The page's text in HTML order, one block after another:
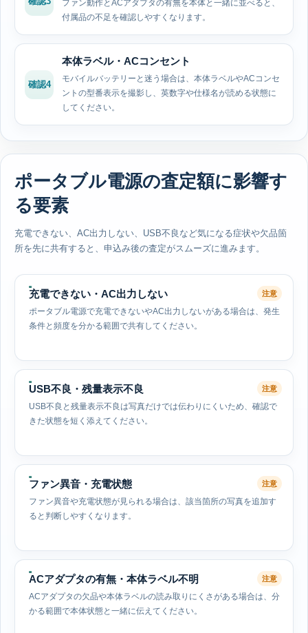
ファン動作とACアダプタの有無を本体と一緒に並べると、
付属品の不足を確認しやすくなります。
確認4
本体ラベル・ACコンセント
モバイルバッテリーと迷う場合は、本体ラベルやACコンセ
ントの型番表示を撮影し、英数字や仕様名が読める状態に
してください。
ポータブル電源の査定額に影響す
る要素
充電できない、AC出力しない、USB不良など気になる症状や欠品箇
所を先に共有すると、申込み後の査定がスムーズに進みます。
充電できない・AC出力しない 注意
ポータブル電源で充電できないやAC出力しないがある場合は、発生
条件と頻度を分かる範囲で共有してください。
USB不良・残量表示不良 注意
USB不良と残量表示不良は写真だけでは伝わりにくいため、確認で
きた状態を短く添えてください。
ファン異音・充電状態 注意
ファン異音や充電状態が見られる場合は、該当箇所の写真を追加す
ると判断しやすくなります。
ACアダプタの有無・本体ラベル不明 注意
ACアダプタの欠品や本体ラベルの読み取りにくさがある場合は、分
かる範囲で本体状態と一緒に伝えてください。